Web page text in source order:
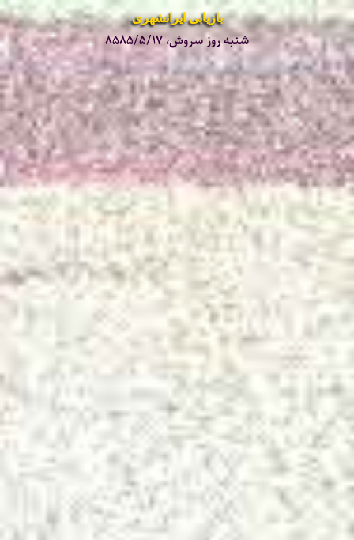
بازیابی ایرانشهری
شنبه روز سروش، ۸۵۸۵/۵/۱۷